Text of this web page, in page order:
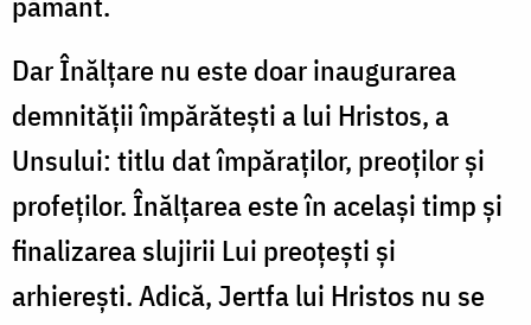
Dar Înălțare nu este doar inaugurarea
demnității împărătești a lui Hristos, a
Unsului: titlu dat împăraților, preoților și
profeților. Înălțarea este în același timp și
finalizarea slujirii Lui preoțești și
arhierești. Adică, Jertfa lui Hristos nu se